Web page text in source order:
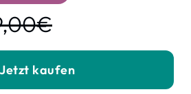
€
Jetzt kaufen